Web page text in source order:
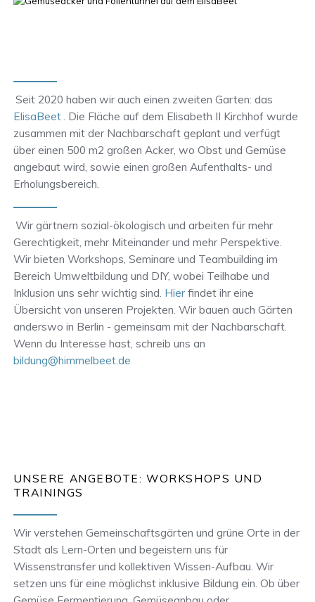
Seit 2020 haben wir auch einen zweiten Garten: das
ElisaBeet. Die Fläche auf dem Elisabeth II Kirchhof wurde
zusammen mit der Nachbarschaft geplant und verfügt
über einen 500 m2 großen Acker, wo Obst und Gemüse
angebaut wird, sowie einen großen Aufenthalts- und
Erholungsbereich.
Wir gärtnern sozial-ökologisch und arbeiten für mehr
Gerechtigkeit, mehr Miteinander und mehr Perspektive.
Wir bieten Workshops, Seminare und Teambuilding im
Bereich Umweltbildung und DIY, wobei Teilhabe und
Inklusion uns sehr wichtig sind. Hierfindet ihr eine
Übersicht von unseren Projekten. Wir bauen auch Gärten
anderswo in Berlin - gemeinsam mit der Nachbarschaft.
Wenn du Interesse hast, schreib uns an
bildung@himmelbeet.de
UNSERE ANGEBOTE: WORKSHOPS UND
TRAININGS
Wir verstehen Gemeinschaftsgärten und grüne Orte in der
Stadt als Lern-Orten und begeistern uns für
Wissenstransfer und kollektiven Wissen-Aufbau. Wir
setzen uns für eine möglichst inklusive Bildung ein. Ob über